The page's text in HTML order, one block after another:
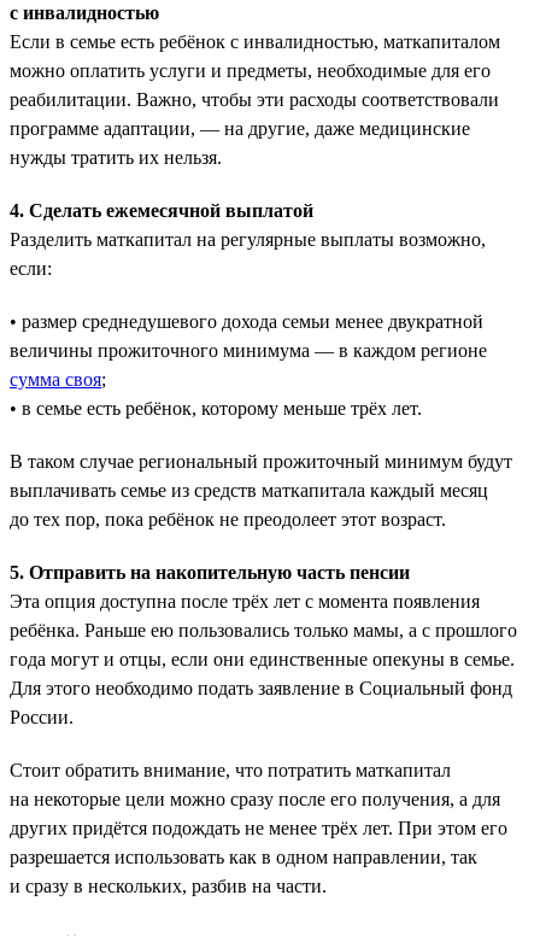
с инвалидностью
Если в семье есть ребёнок с инвалидностью, маткапиталом
можно оплатить услуги и предметы, необходимые для его
реабилитации. Важно, чтобы эти расходы соответствовали
программе адаптации, — на другие, даже медицинские
нужды тратить их нельзя.
4. Сделать ежемесячной выплатой
Разделить маткапитал на регулярные выплаты возможно,
если:
• размер среднедушевого дохода семьи менее двукратной
величины прожиточного минимума — в каждом регионе
сумма своя;
• в семье есть ребёнок, которому меньше трёх лет.
В таком случае региональный прожиточный минимум будут
выплачивать семье из средств маткапитала каждый месяц
до тех пор, пока ребёнок не преодолеет этот возраст.
5. Отправить на накопительную часть пенсии
Эта опция доступна после трёх лет с момента появления
ребёнка. Раньше ею пользовались только мамы, а с прошлого
года могут и отцы, если они единственные опекуны в семье.
Для этого необходимо подать заявление в Социальный фонд
России.
Стоит обратить внимание, что потратить маткапитал
на некоторые цели можно сразу после его получения, а для
других придётся подождать не менее трёх лет. При этом его
разрешается использовать как в одном направлении, так
и сразу в нескольких, разбив на части.